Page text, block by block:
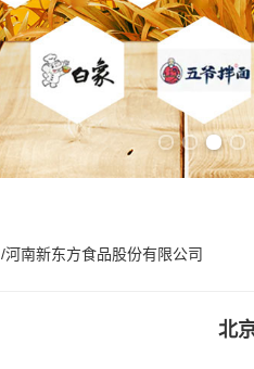
/河南新东方食品股份有限公司
北